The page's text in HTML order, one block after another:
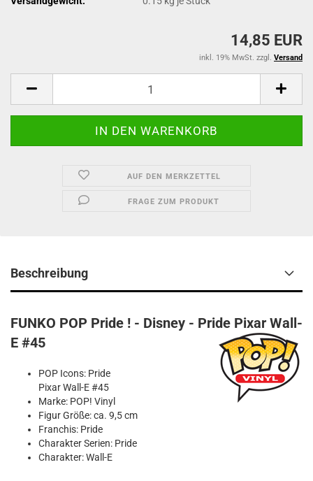
14,85 EUR
inkl. 19% MwSt. zzgl. Versand
AUF DEN MERKZETTEL
FRAGE ZUM PRODUKT
Beschreibung
FUNKO POP Pride ! - Disney - Pride Pixar Wall-
E #45
POP Icons: Pride
Pixar Wall-E #45
Marke: POP! Vinyl
Figur Größe: ca. 9,5 cm
Franchis: Pride
Charakter Serien: Pride
Charakter: Wall-E